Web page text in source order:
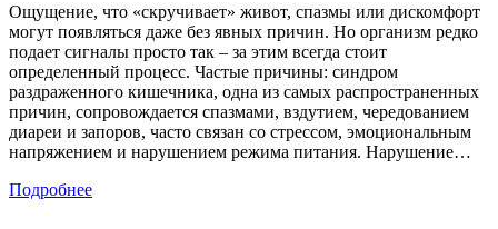
Ощущение, что «скручивает» живот, спазмы или дискомфорт
могут появляться даже без явных причин. Но организм редко
подает сигналы просто так – за этим всегда стоит
определенный процесс. Частые причины: синдром
раздраженного кишечника, одна из самых распространенных
причин, сопровождается спазмами, вздутием, чередованием
диареи и запоров, часто связан со стрессом, эмоциональным
напряжением и нарушением режима питания. Нарушение…
Подробнее